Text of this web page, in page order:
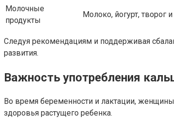
Молочные
продукты
Молоко, йогурт, творог
Следуя рекомендациям и поддерживая
развития.
Важность употребления
Во время беременности и лактации,
здоровья растущего ребенка.